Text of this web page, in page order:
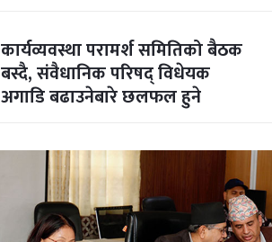
कार्यव्यवस्था परामर्श समितिको बैठक
बस्दै, संवैधानिक परिषद् विधेयक
अगाडि बढाउनेबारे छलफल हुने